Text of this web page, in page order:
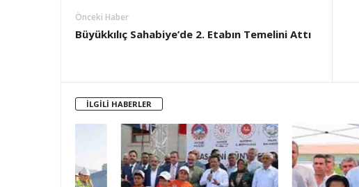
Önceki Haber
Büyükkılıç Sahabiye’de 2. Etabın Temelini Attı
İLGİLİ HABERLER